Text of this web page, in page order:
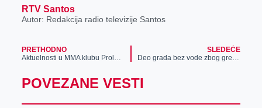
RTV Santos
Autor: Redakcija radio televizije Santos
PRETHODNO
SLEDEĆE
POVEZANE VESTI